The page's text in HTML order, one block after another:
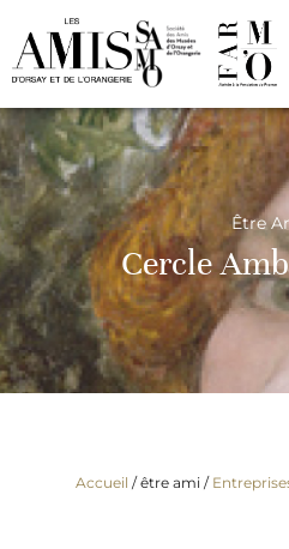
Être
Cercle
Accueil / être ami /